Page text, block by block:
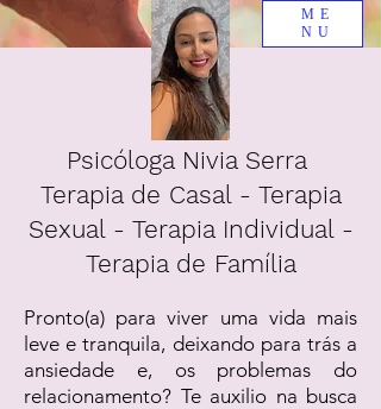
Psicóloga Nivia Serra
Terapia de Casal - Terapia
Sexual - Terapia Individual -
Terapia de Família
Pronto(a) para viver uma vida mais
leve e tranquila, deixando para trás a
ansiedade e, os problemas do
relacionamento? Te auxilio na busca
ME
NU